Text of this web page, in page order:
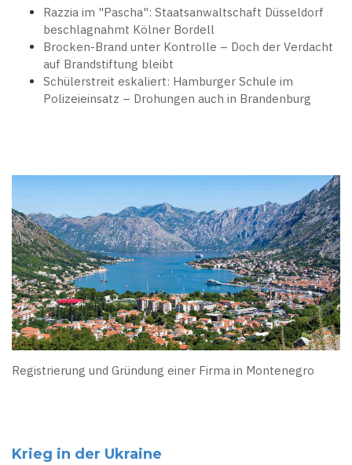
Razzia im "Pascha": Staatsanwaltschaft Düsseldorf
beschlagnahmt Kölner Bordell
Brocken-Brand unter Kontrolle – Doch der Verdacht
auf Brandstiftung bleibt
Schülerstreit eskaliert: Hamburger Schule im
Polizeieinsatz – Drohungen auch in Brandenburg
Registrierung und Gründung einer Firma in Montenegro
Krieg in der Ukraine